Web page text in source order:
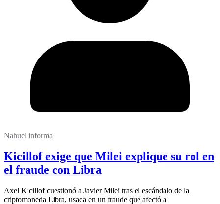
Nahuel informa
Kicillof exige que Milei explique su rol en
el fraude con Libra
Axel Kicillof cuestionó a Javier Milei tras el escándalo de la
criptomoneda Libra, usada en un fraude que afectó a